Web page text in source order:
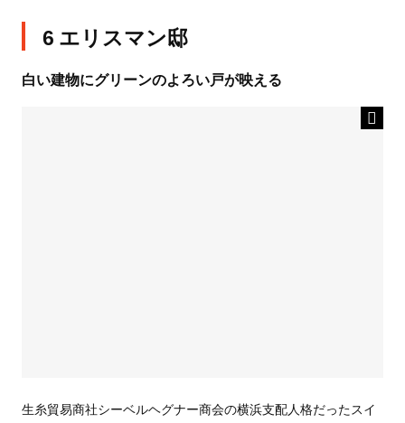
6 エリスマン邸
白い建物にグリーンのよろい戸が映える
生糸貿易商社シーベルヘグナー商会の横浜支配人格だったスイ